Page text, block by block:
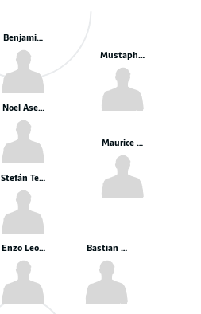
Bastian Allgeier
Maurice Neubauer
Enzo Leopold
Noel Aseko Nkili
Stefán Teitur Thórdarson
Mustapha Bundu
Benjamin Källman